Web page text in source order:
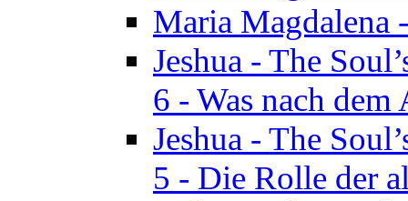
Maria Magdalena
Jeshua - The
6 - Was nach
Jeshua - The
5 - Die Rolle der